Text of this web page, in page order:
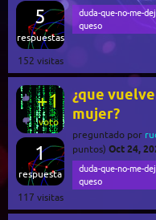
5
respuestas
152 visitas
duda-que-no-me-
queso
+1
voto
1
respuesta
117 visitas
¿que
mujer?
preguntado por
puntos) Oct 24,
duda-que-no-me-
queso